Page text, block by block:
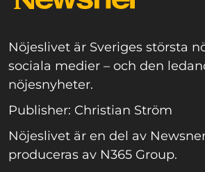
Nöjeslivet är Sveriges största
sociala medier – och den
nöjesnyheter.
Publisher: Christian Ström
Nöjeslivet är en del av
produceras av N365 Group.